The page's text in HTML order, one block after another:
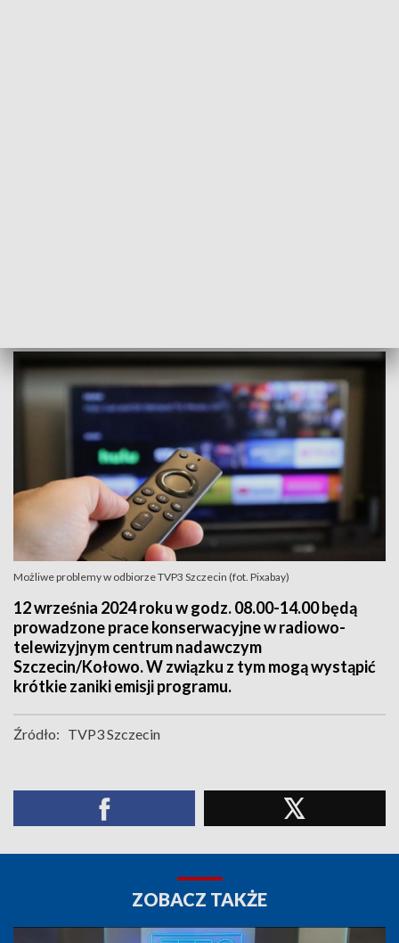
Możliwe problemy w odbiorze TVP3 Szczecin (fot. Pixabay)
12 września 2024 roku w godz. 08.00-14.00 będą
prowadzone prace konserwacyjne w radiowo-
telewizyjnym centrum nadawczym
Szczecin/Kołowo. W związku z tym mogą wystąpić
krótkie zaniki emisji programu.
Źródło: TVP3 Szczecin
ZOBACZ TAKŻE